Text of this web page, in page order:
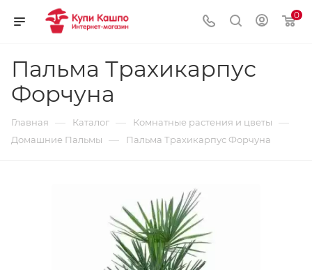
0
Пальма Трахикарпус
Форчуна
Главная — Каталог — Комнатные растения и цветы —
Домашние Пальмы — Пальма Трахикарпус Форчуна